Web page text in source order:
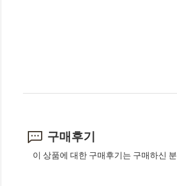
구매후기
이 상품에 대한 구매후기는 구매하신